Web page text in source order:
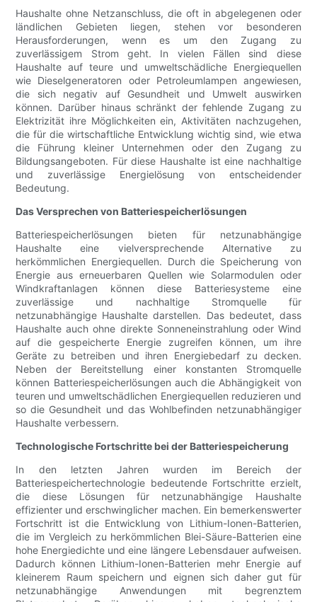
Haushalte ohne Netzanschluss, die oft in abgelegenen oder
ländlichen Gebieten liegen, stehen vor besonderen
Herausforderungen, wenn es um den Zugang zu
zuverlässigem Strom geht. In vielen Fällen sind diese
Haushalte auf teure und umweltschädliche Energiequellen
wie Dieselgeneratoren oder Petroleumlampen angewiesen,
die sich negativ auf Gesundheit und Umwelt auswirken
können. Darüber hinaus schränkt der fehlende Zugang zu
Elektrizität ihre Möglichkeiten ein, Aktivitäten nachzugehen,
die für die wirtschaftliche Entwicklung wichtig sind, wie etwa
die Führung kleiner Unternehmen oder den Zugang zu
Bildungsangeboten. Für diese Haushalte ist eine nachhaltige
und zuverlässige Energielösung von entscheidender
Bedeutung.
Das Versprechen von Batteriespeicherlösungen
Batteriespeicherlösungen bieten für netzunabhängige
Haushalte eine vielversprechende Alternative zu
herkömmlichen Energiequellen. Durch die Speicherung von
Energie aus erneuerbaren Quellen wie Solarmodulen oder
Windkraftanlagen können diese Batteriesysteme eine
zuverlässige und nachhaltige Stromquelle für
netzunabhängige Haushalte darstellen. Das bedeutet, dass
Haushalte auch ohne direkte Sonneneinstrahlung oder Wind
auf die gespeicherte Energie zugreifen können, um ihre
Geräte zu betreiben und ihren Energiebedarf zu decken.
Neben der Bereitstellung einer konstanten Stromquelle
können Batteriespeicherlösungen auch die Abhängigkeit von
teuren und umweltschädlichen Energiequellen reduzieren und
so die Gesundheit und das Wohlbefinden netzunabhängiger
Haushalte verbessern.
Technologische Fortschritte bei der Batteriespeicherung
In den letzten Jahren wurden im Bereich der
Batteriespeichertechnologie bedeutende Fortschritte erzielt,
die diese Lösungen für netzunabhängige Haushalte
effizienter und erschwinglicher machen. Ein bemerkenswerter
Fortschritt ist die Entwicklung von Lithium-Ionen-Batterien,
die im Vergleich zu herkömmlichen Blei-Säure-Batterien eine
hohe Energiedichte und eine längere Lebensdauer aufweisen.
Dadurch können Lithium-Ionen-Batterien mehr Energie auf
kleinerem Raum speichern und eignen sich daher gut für
netzunabhängige Anwendungen mit begrenztem